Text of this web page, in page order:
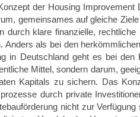
der Hou­sing
ge­mein­sa­mes auf glei­che
durch klare fi­nan­zi­el­le, recht­li­che
An­ders als bei den
in Deutsch­land geht es bei den
Mit­tel, son­dern darum,
Ka­pi­tals zu si­chern. Das
durch pri­va­te
nicht zur